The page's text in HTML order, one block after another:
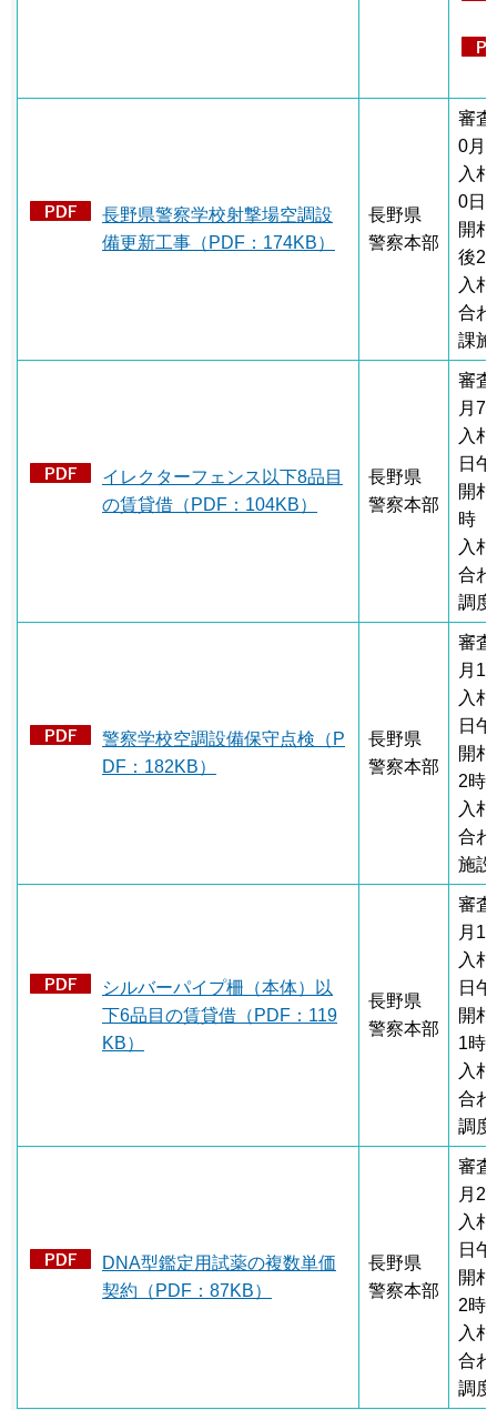
長野県警察学校射撃場空調設
備更新工事（PDF：174KB）
長野県
警察本部
審
0月
入
0日
開
後2
入
合
課
イレクターフェンス以下8品目
の賃貸借（PDF：104KB）
長野県
警察本部
審
月7
入
日
開
時
入
合
調度
警察学校空調設備保守点検（P
DF：182KB）
長野県
警察本部
審
月
入
日
開
2時
入
合
施設
シルバーパイプ柵（本体）以
下6品目の賃貸借（PDF：119
KB）
長野県
警察本部
審
月
入
日
開
1時
入
合
調度
DNA型鑑定用試薬の複数単価
契約（PDF：87KB）
長野県
警察本部
審
月
入
日
開
2時
入
合
調度